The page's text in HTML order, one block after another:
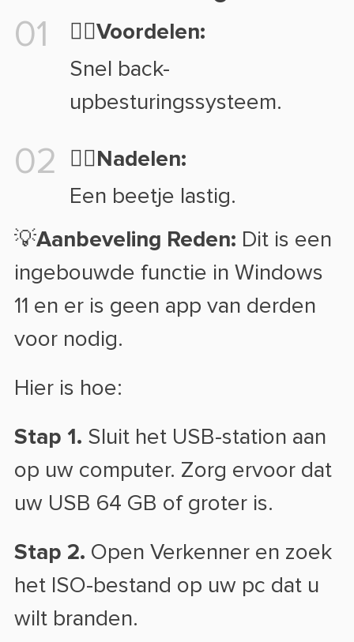
01
👍🏻Voordelen:
Snel back-
upbesturingssysteem.
02
👎🏻Nadelen:
Een beetje lastig.
💡Aanbeveling Reden: Dit is een
ingebouwde functie in Windows
11 en er is geen app van derden
voor nodig.
Hier is hoe:
Stap 1. Sluit het USB-station aan
op uw computer. Zorg ervoor dat
uw USB 64 GB of groter is.
Stap 2. Open Verkenner en zoek
het ISO-bestand op uw pc dat u
wilt branden.